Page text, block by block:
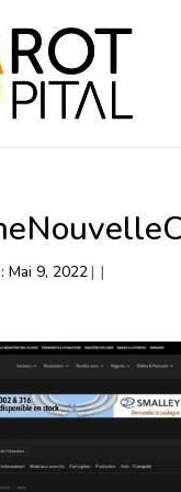
Mai 9, 2022| |